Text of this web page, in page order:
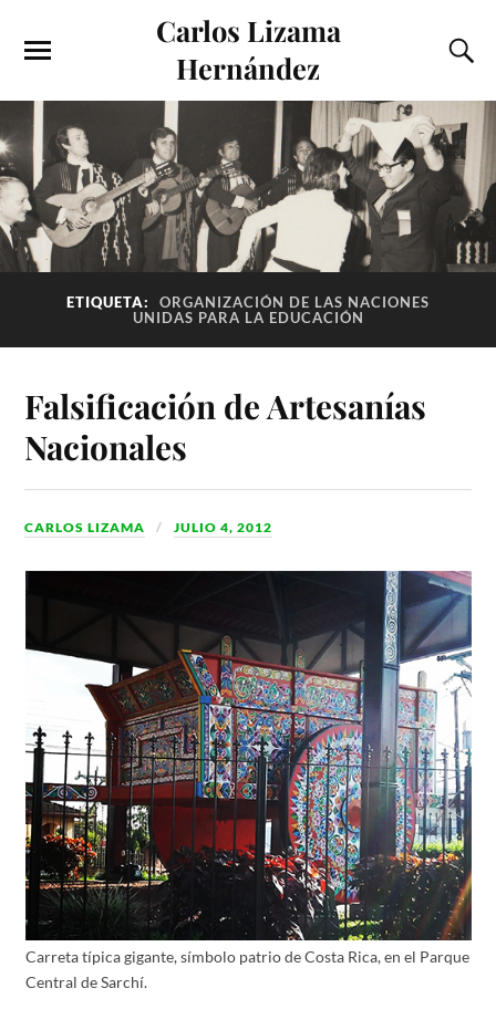
Carlos Lizama
Hernández
ETIQUETA:
ORGANIZACIÓN DE LAS NACIONES
UNIDAS PARA LA EDUCACIÓN
Falsificación de Artesanías
Nacionales
CARLOS LIZAMA JULIO 4, 2012
Carreta típica gigante, símbolo patrio de Costa Rica, en el Parque
Central de Sarchí.